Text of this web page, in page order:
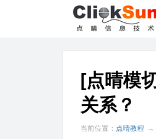
[点晴模
关系？
当前位置： 点晴教程 →